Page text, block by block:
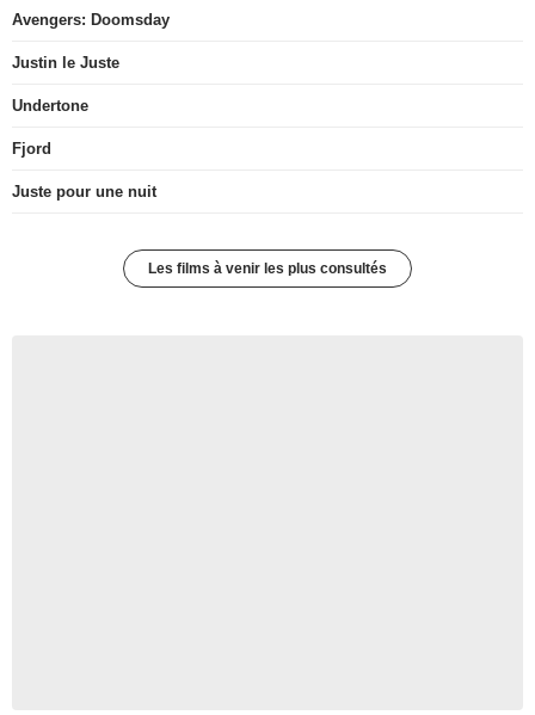
Avengers: Doomsday
Justin le Juste
Undertone
Fjord
Juste pour une nuit
Les films à venir les plus consultés